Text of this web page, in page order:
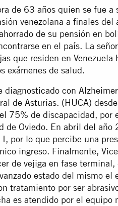
de 63 años quien se fue
venezolana a finales
de su pensión en
en el país. La
que residen en
exámenes de salud.
diagnosticado con
de Asturias. (HUCA)
75% de discapacidad, por
de Oviedo. En abril del
por lo que percibe una
ingreso. Finalmente,
de vejiga en fase
estado del mismo
tratamiento por ser
es atendido por el equipo